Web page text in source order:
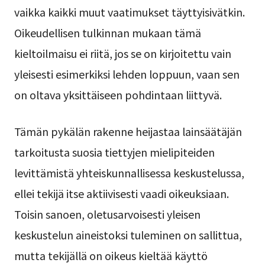
vaikka kaikki muut vaatimukset täyttyisivätkin.
Oikeudellisen tulkinnan mukaan tämä
kieltoilmaisu ei riitä, jos se on kirjoitettu vain
yleisesti esimerkiksi lehden loppuun, vaan sen
on oltava yksittäiseen pohdintaan liittyvä.
Tämän pykälän rakenne heijastaa lainsäätäjän
tarkoitusta suosia tiettyjen mielipiteiden
levittämistä yhteiskunnallisessa keskustelussa,
ellei tekijä itse aktiivisesti vaadi oikeuksiaan.
Toisin sanoen, oletusarvoisesti yleisen
keskustelun aineistoksi tuleminen on sallittua,
mutta tekijällä on oikeus kieltää käyttö